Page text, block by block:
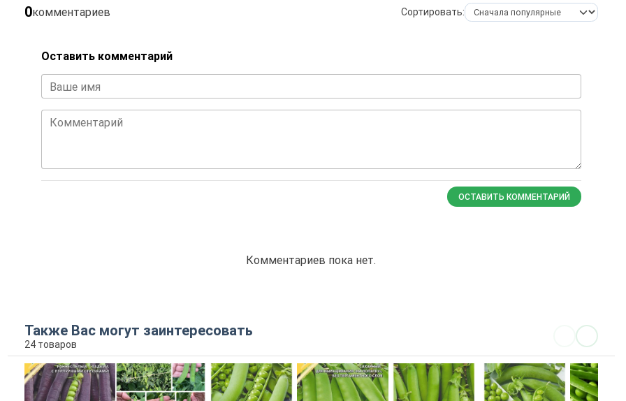
0комментариев Сортировать:
Оставить комментарий
Ваше имя
Комментарий
ОСТАВИТЬ КОММЕНТАРИЙ
Комментариев пока нет.
Также Вас могут заинтересовать
24 товаров